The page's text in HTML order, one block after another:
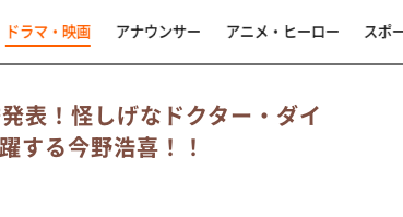
ドラマ・映画 アナウンサー アニメ・ヒーロー スポ
表！怪しげなドクター・ダイ
する今野浩喜！！